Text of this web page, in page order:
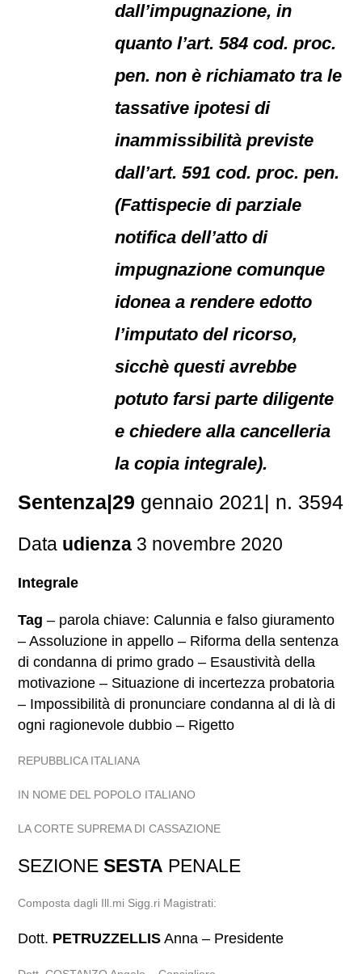
dall’impugnazione, in
quanto l’art. 584 cod. proc.
pen. non è richiamato tra le
tassative ipotesi di
inammissibilità previste
dall’art. 591 cod. proc. pen.
(Fattispecie di parziale
notifica dell’atto di
impugnazione comunque
idonea a rendere edotto
l’imputato del ricorso,
sicchè questi avrebbe
potuto farsi parte diligente
e chiedere alla cancelleria
la copia integrale).
Sentenza|29 gennaio 2021| n. 3594
Data udienza 3 novembre 2020
Integrale
Tag – parola chiave: Calunnia e falso giuramento
– Assoluzione in appello – Riforma della sentenza
di condanna di primo grado – Esaustività della
motivazione – Situazione di incertezza probatoria
– Impossibilità di pronunciare condanna al di là di
ogni ragionevole dubbio – Rigetto
REPUBBLICA ITALIANA
IN NOME DEL POPOLO ITALIANO
LA CORTE SUPREMA DI CASSAZIONE
SEZIONESESTA PENALE
Composta dagli Ill.mi Sigg.ri Magistrati:
Dott. PETRUZZELLIS Anna – Presidente